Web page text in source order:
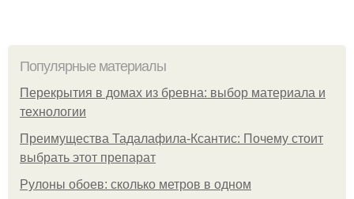
Популярные материалы
Перекрытия в домах из бревна: выбор материала и
технологии
Преимущества Тадалафила-Ксантис: Почему стоит
выбрать этот препарат
Рулоны обоев: сколько метров в одном